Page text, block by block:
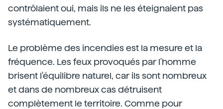
contrôlaient oui, mais ils ne les éteignaient pas
systématiquement.
Le problème des incendies est la mesure et la
fréquence. Les feux provoqués par l'homme
brisent l'équilibre naturel, car ils sont nombreux
et dans de nombreux cas détruisent
complètement le territoire. Comme pour